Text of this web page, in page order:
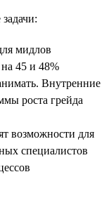
мидлов
45 и 48%
Внутренние
роста грейда
возможности для
специалистов